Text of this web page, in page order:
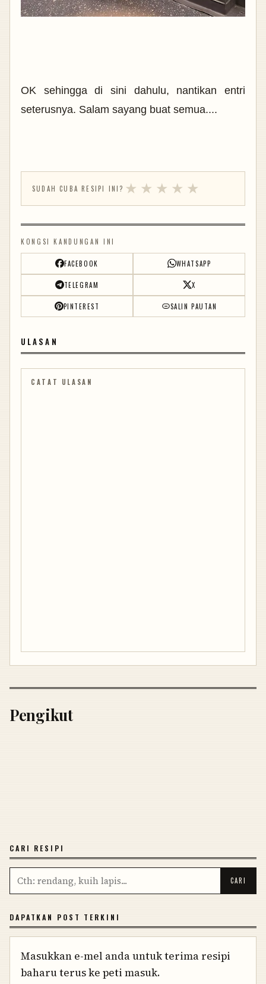
OK sehingga di sini dahulu, nantikan entri
seterusnya. Salam sayang buat semua....
SUDAH CUBA RESIPI INI? ★ ★ ★ ★ ★
KONGSI KANDUNGAN INI
FACEBOOK WHATSAPP
TELEGRAM X
PINTEREST SALIN PAUTAN
ULASAN
CATAT ULASAN
Pengikut
CARI RESIPI
DAPATKAN POST TERKINI
Masukkan e-mel anda untuk terima resipi
baharu terus ke peti masuk.